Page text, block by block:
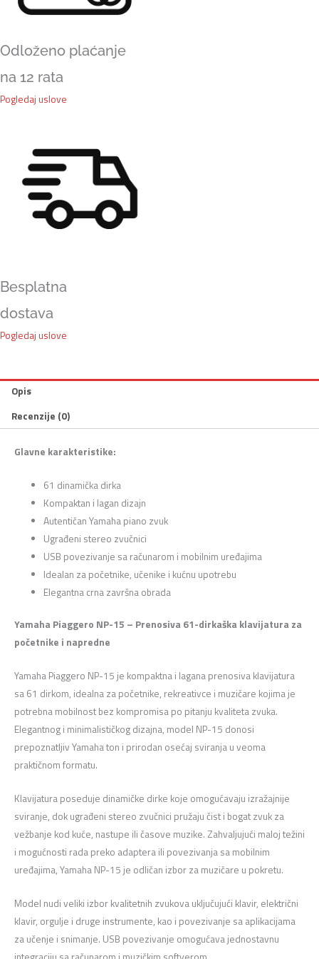
Odloženo plaćanje
na 12 rata
Pogledaj uslove
Besplatna
dostava
Pogledaj uslove
Opis
Recenzije (0)
Glavne karakteristike:
61 dinamička dirka
Kompaktan i lagan dizajn
Autentičan Yamaha piano zvuk
Ugrađeni stereo zvučnici
USB povezivanje sa računarom i mobilnim uređajima
Idealan za početnike, učenike i kućnu upotrebu
Elegantna crna završna obrada
Yamaha Piaggero NP-15 – Prenosiva 61-dirkaška klavijatura za
početnike i napredne
Yamaha Piaggero NP-15 je kompaktna i lagana prenosiva klavijatura
sa 61 dirkom, idealna za početnike, rekreativce i muzičare kojima je
potrebna mobilnost bez kompromisa po pitanju kvaliteta zvuka.
Elegantnog i minimalističkog dizajna, model NP-15 donosi
prepoznatljiv Yamaha ton i prirodan osećaj sviranja u veoma
praktičnom formatu.
Klavijatura poseduje dinamičke dirke koje omogućavaju izražajnije
sviranje, dok ugrađeni stereo zvučnici pružaju čist i bogat zvuk za
vežbanje kod kuće, nastupe ili časove muzike. Zahvaljujući maloj težini
i mogućnosti rada preko adaptera ili povezivanja sa mobilnim
uređajima, Yamaha NP-15 je odličan izbor za muzičare u pokretu.
Model nudi veliki izbor kvalitetnih zvukova uključujući klavir, električni
klavir, orgulje i druge instrumente, kao i povezivanje sa aplikacijama
za učenje i snimanje. USB povezivanje omogućava jednostavnu